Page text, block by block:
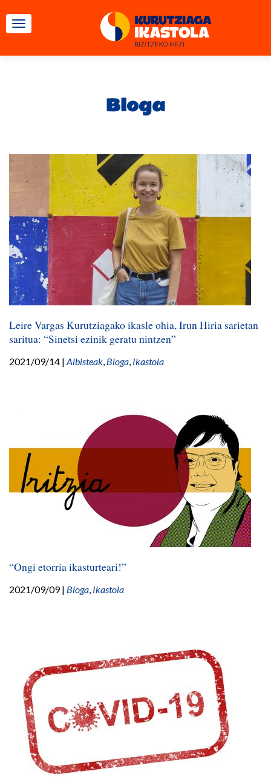
TOGGLE NAVIGATION
Bloga
Leire Vargas Kurutziagako ikasle ohia, Irun Hiria sarietan
saritua: “Sinetsi ezinik geratu nintzen”
2021/09/14 | Albisteak, Bloga, Ikastola
“Ongi etorria ikasturteari!”
2021/09/09| Bloga, Ikastola